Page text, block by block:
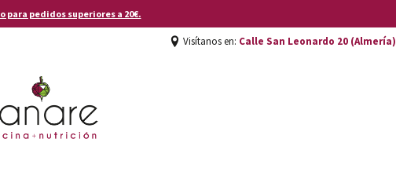
para pedidos superiores a 20€.
Visítanos en: Calle San Leonardo 20 (Almería)